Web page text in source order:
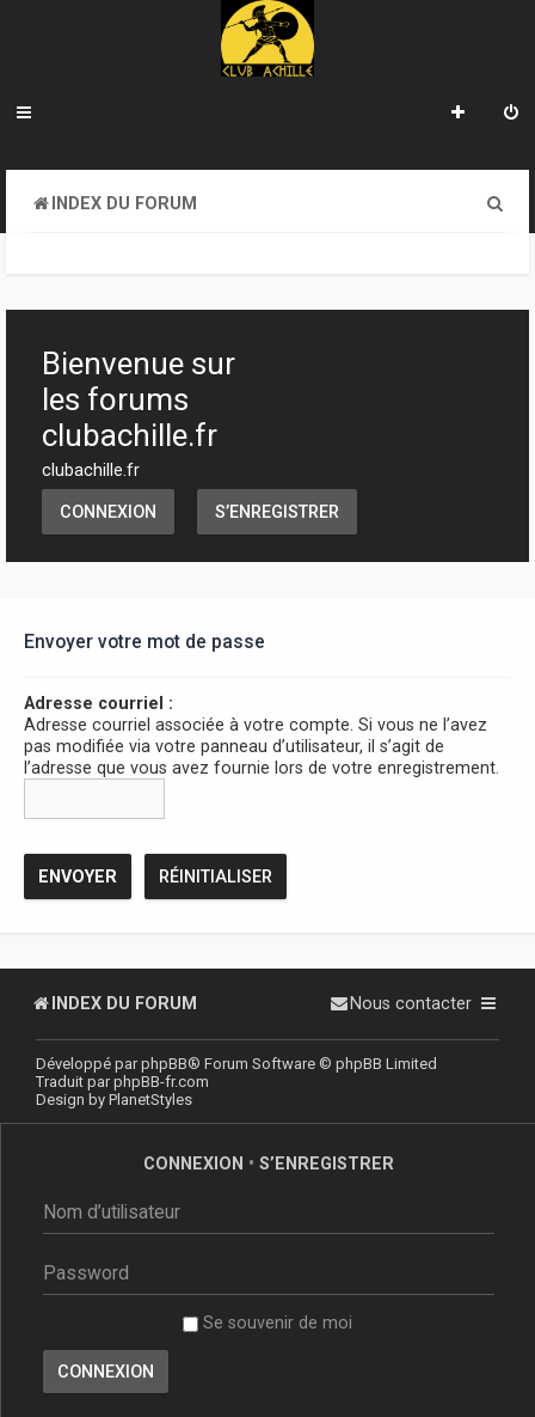
INDEX DU FORUM
h
Bienvenue sur
les forums
clubachille.fr
clubachille.fr
CONNEXION S’ENREGISTRER
Envoyer votre mot de passe
Adresse courriel :
Adresse courriel associée à votre compte. Si vous ne l’avez
pas modifiée via votre panneau d’utilisateur, il s’agit de
l’adresse que vous avez fournie lors de votre enregistrement.
INDEX DU FORUM Nous contacter
Développé parphpBB® Forum Software © phpBB Limited
Traduit parphpBB-fr.com
Design by PlanetStyles
CONNEXION • S’ENREGISTRER
Se souvenir de moi